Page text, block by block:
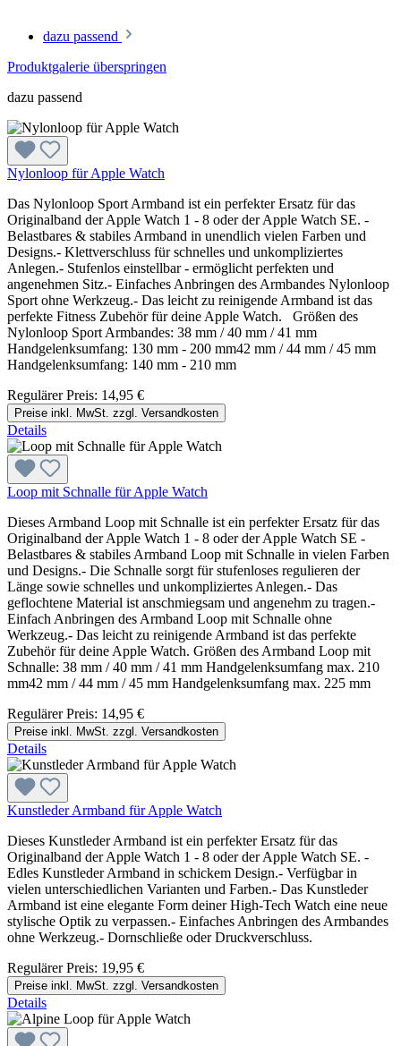
dazu passend
Produktgalerie überspringen
dazu passend
Nylonloop für Apple Watch
Das Nylonloop Sport Armband ist ein perfekter Ersatz für das
Originalband der Apple Watch 1 - 8 oder der Apple Watch SE. -
Belastbares & stabiles Armband in unendlich vielen Farben und
Designs.- Klettverschluss für schnelles und unkompliziertes
Anlegen.- Stufenlos einstellbar - ermöglicht perfekten und
angenehmen Sitz.- Einfaches Anbringen des Armbandes Nylonloop
Sport ohne Werkzeug.- Das leicht zu reinigende Armband ist das
perfekte Fitness Zubehör für deine Apple Watch. Größen des
Nylonloop Sport Armbandes: 38 mm / 40 mm / 41 mm
Handgelenksumfang: 130 mm - 200 mm42 mm / 44 mm / 45 mm
Handgelenksumfang: 140 mm - 210 mm
Regulärer Preis: 14,95 €
Preise inkl. MwSt. zzgl. Versandkosten
Details
Loop mit Schnalle für Apple Watch
Dieses Armband Loop mit Schnalle ist ein perfekter Ersatz für das
Originalband der Apple Watch 1 - 8 oder der Apple Watch SE -
Belastbares & stabiles Armband Loop mit Schnalle in vielen Farben
und Designs.- Die Schnalle sorgt für stufenloses regulieren der
Länge sowie schnelles und unkompliziertes Anlegen.- Das
geflochtene Material ist anschmiegsam und angenehm zu tragen.-
Einfach Anbringen des Armband Loop mit Schnalle ohne
Werkzeug.- Das leicht zu reinigende Armband ist das perfekte
Zubehör für deine Apple Watch. Größen des Armband Loop mit
Schnalle: 38 mm / 40 mm / 41 mm Handgelenksumfang max. 210
mm42 mm / 44 mm / 45 mm Handgelenksumfang max. 225 mm
Regulärer Preis: 14,95 €
Preise inkl. MwSt. zzgl. Versandkosten
Details
Kunstleder Armband für Apple Watch
Dieses Kunstleder Armband ist ein perfekter Ersatz für das
Originalband der Apple Watch 1 - 8 oder der Apple Watch SE. -
Edles Kunstleder Armband in schickem Design.- Verfügbar in
vielen unterschiedlichen Varianten und Farben.- Das Kunstleder
Armband ist eine elegante Form deiner High-Tech Watch eine neue
stylische Optik zu verpassen.- Einfaches Anbringen des Armbandes
ohne Werkzeug.- Dornschließe oder Druckverschluss.
Regulärer Preis: 19,95 €
Preise inkl. MwSt. zzgl. Versandkosten
Details